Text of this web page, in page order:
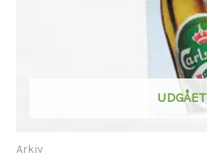
UDGÅET
Arkiv